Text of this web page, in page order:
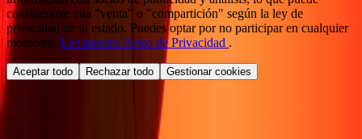
considerarse una "venta" o "compartición" según la ley de
privacidad de tu estado. Puedes optar por no participar en cualquier
momento. Lee nuestro Aviso de Privacidad .
Aceptar todo Rechazar todo Gestionar cookies